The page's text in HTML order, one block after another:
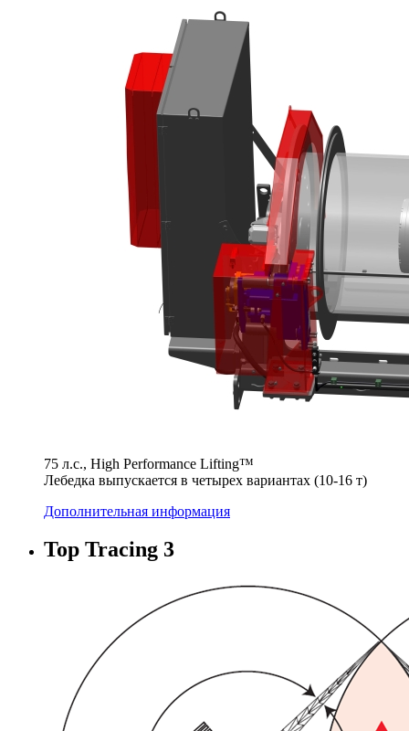
75 л.с., High Performance Lifting™
Лебедка выпускается в четырех вариантах (10-16 т)
Дополнительная информация
Top Tracing 3